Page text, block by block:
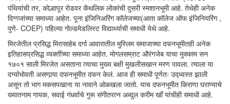
पंथियांची तर, कोल्हापूर रोडवर कॅथलिक लोकांची दुसरी स्मशानभूमी आहे. तेथेही अनेक
दिग्गजांच्या समाध्या आहेत. पूना इंजिनिअरिंग कॉलेजच्या(आता कॉलेज ऑफ इंजिनियरिंग ,
पुणे- COEP) पहिल्या गोल्डमेडलिस्ट विद्यार्थ्याची समाधी येथे आहे.
मिरजेतील प्रसिद्ध मिरासाहेब दर्गा आवारातील मुस्लिम समाजाच्या दफनभूमीतही अनेक
इतिहासप्रसिद्ध व्यक्तींच्या समाध्या आहेत. मोगलसम्राट औरंगजेब याचा मुक्काम सन
१७०१ साली मिरजेत असताना त्याचा मुख्य बक्षी मुखलीसखान मरण पावला. त्याला या
दर्ग्याभोवती असणार्‍या दफनभूमीत दफन केलं. आज ही समाधी पूर्णतः उद्ध्वस्त झाली
असून तो भाग मकसपखाना या नावाने ओळखला जातो. याच दफनभूमीत किराणा घराण्याचे
ख्यातनाम गायक, सवाई गंधर्वाचे गुरू संगीतरत्न अब्दुल करीम खाँ यांचीही समाधी आहे.